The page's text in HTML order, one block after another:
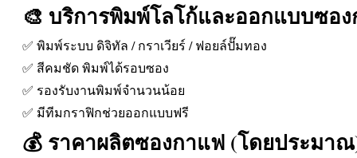
🎨 บริการพิมพ์โลโก้และออกแบบซอ
✅ พิมพ์ระบบ ดิจิทัล / กราเวียร์ / ฟอยล์ปั๊มทอง
✅ สีคมชัด พิมพ์ได้รอบซอง
✅ รองรับงานพิมพ์จำนวนน้อย
✅ มีทีมกราฟิกช่วยออกแบบฟรี
💰 ราคาผลิตซองกาแฟ (โดยประมา